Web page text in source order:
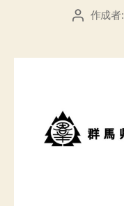
投 作成者: